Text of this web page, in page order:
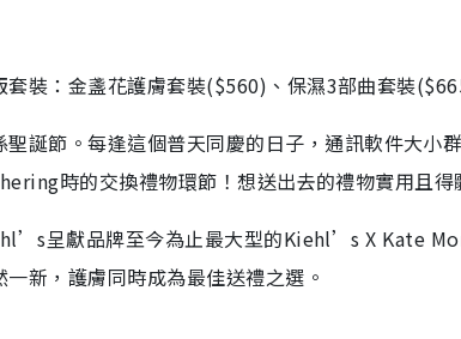
套裝：金盞花護膚套裝($560)、保濕3部曲套裝
聖誕節。每逢這個普天同慶的日子，通訊軟件大
時的交換禮物環節！想送出去的禮物實用且
呈獻品牌至今為止最大型的Kiehl’s X Kate
一新，護膚同時成為最佳送禮之選。